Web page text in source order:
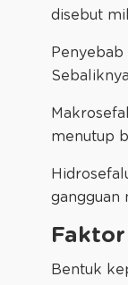
disebut
menutup
gangguan
Faktor
Bentuk